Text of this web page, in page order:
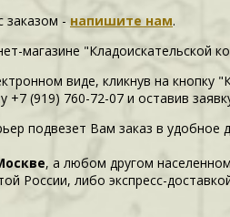
заказом - напишите нам.
магазине
виде, кликнув на кнопку
+7 (919) 760-72-07 и оставив
подвезет Вам заказ в удобное
, а любом другом
России, либо экспресс-